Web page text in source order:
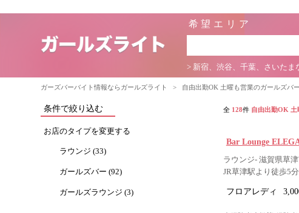
希望エリア
> 新宿、渋谷、千葉、さいたま
ガーズバーバイト情報ならガールズライト > 自由出勤OK 土曜も営業のガールズバ
条件で絞り込む
お店のタイプを変更する
ラウンジ (33)
ガールズバー (92)
ガールズラウンジ (3)
全 128件 自由出勤OK 土
Bar Lounge
ラウンジ- 滋賀県草
JR草津駅より徒歩5分
フロアレディ